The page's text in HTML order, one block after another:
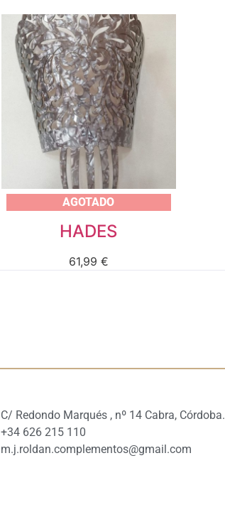
AGOTADO
HADES
61,99 €
C/ Redondo Marqués , nº 14 Cabra, Córdoba.
+34 626 215 110
m.j.roldan.complementos@gmail.com